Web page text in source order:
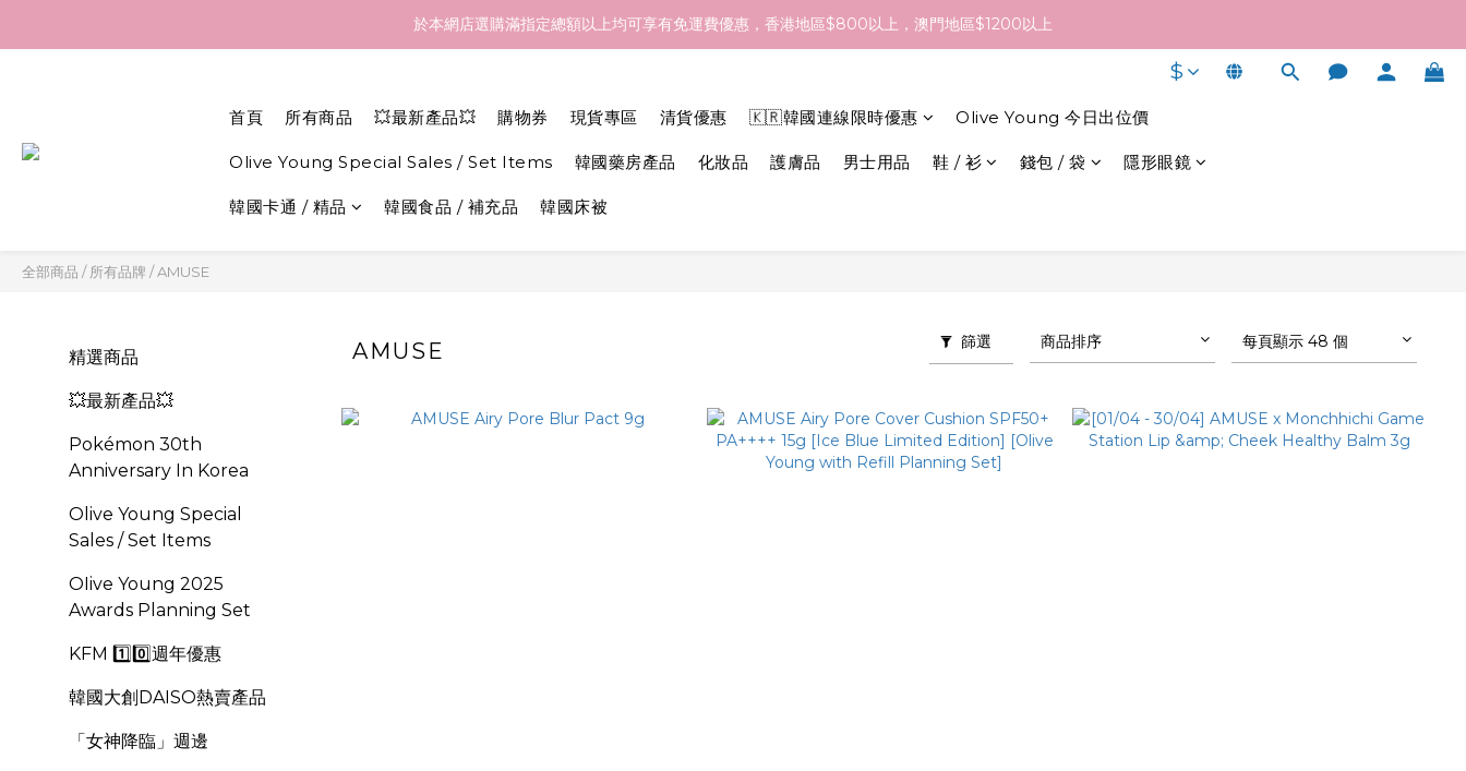
訂貨到貨資訊：於 05 - 18/Aug 期間訂貨，預計於 26/Aug 到港，最終亦要視乎各品牌最終發貨日子及出貨速度而定。
於本網店選購滿指定總額以上均可享有免運費優惠，香港地區$800以上，澳門地區$1200以上
$
首頁 所有商品 💥最新產品💥 購物券 現貨專區 清貨優惠 🇰🇷韓國連線限時優惠 Olive Young 今日出位價
Olive Young Special Sales / Set Items 韓國藥房產品 化妝品 護膚品 男士用品 鞋 / 衫 錢包 / 袋 隱形眼鏡
韓國卡通 / 精品 韓國食品 / 補充品 韓國床被
全部商品 /所有品牌 /AMUSE
精選商品
💥最新產品💥
Pokémon 30th
Anniversary In Korea
Olive Young Special
Sales / Set Items
OIive Young 2025
Awards Planning Set
KFM 1️⃣0️⃣週年優惠
韓國大創DAISO熱賣產品
「女神降臨」週邊
AMUSE 篩選 商品排序 每頁顯示 48 個